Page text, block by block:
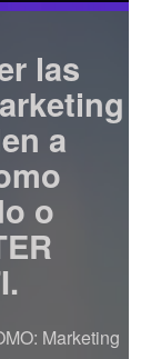
las
a
o
Marketing